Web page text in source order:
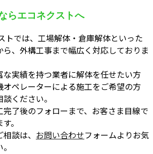
らエコネクストへ
トでは、工場解体・倉庫解体といった
、外構工事まで幅広く対応しておりま
実績を持つ業者に解体を任せたい方
ペレーターによる施工をご希望の方
ください。
了後のフォローまで、お客さま目線で
。
談は、 お問い合わせフォームよりお気